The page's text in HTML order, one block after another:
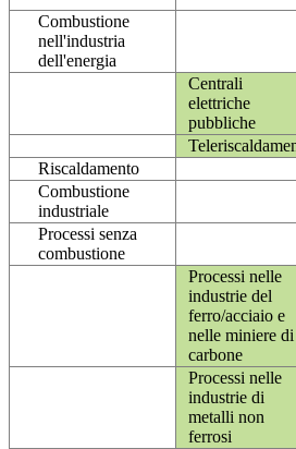
Combustione
nell'industria
dell'energia
Centrali
elettriche
pubbliche
Riscaldamento
Combustione
industriale
Processi senza
combustione
Processi nelle
industrie del
ferro/acciaio e
nelle miniere di
carbone
Processi nelle
industrie di
metalli non
ferrosi